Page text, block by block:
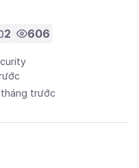
2 606
trước